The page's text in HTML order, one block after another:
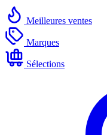
Meilleures ventes
Marques
Sélections